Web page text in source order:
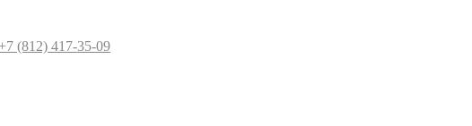
+7 (812) 417-35-09